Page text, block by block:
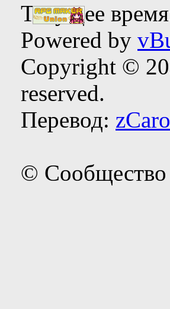
Текущее
Powered by
Copyright ©
reserved.
Перевод:
© Сообщество